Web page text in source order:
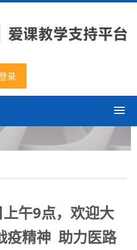
录
午9点，欢迎大
疫精神 助力医路